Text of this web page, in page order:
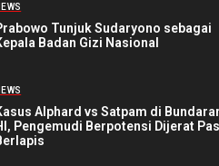
Tunjuk Sudaryono sebagai
Badan Gizi Nasional
Alphard vs Satpam di
Pengemudi Berpotensi Dijerat